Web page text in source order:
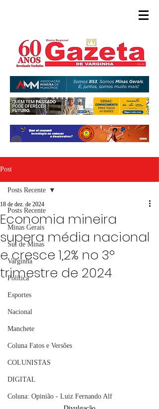
Post
Posts Recente
Minas Gerais
Sul de Minas
Varginha
Política
Esportes
Nacional
Manchete
Coluna Fatos e Versões
COLUNISTAS
DIGITAL
Coluna: Opinião - Luiz Fernando Alf
Posts Recente
Economia mineira
supera média nacional
e cresce 1,2% no 3º
trimestre de 2024
18 de dez. de 2024